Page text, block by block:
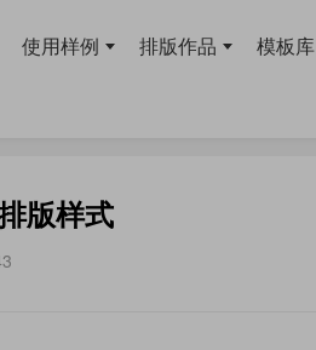
使用样例 排版作品 模板库
版样式